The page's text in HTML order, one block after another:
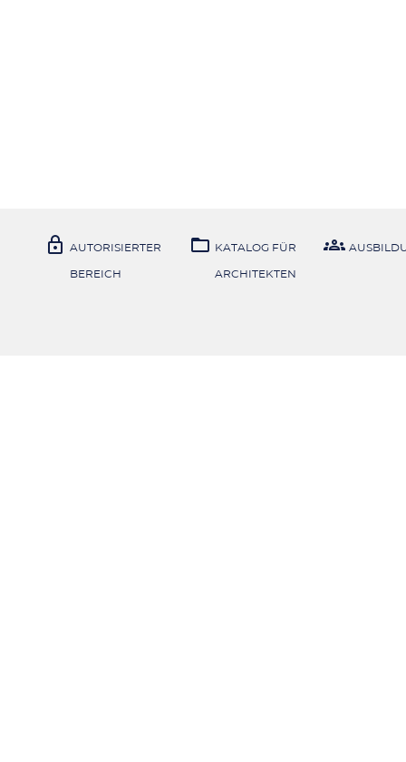
 AUTORISIERTER
BEREICH
 KATALOG FÜR
ARCHITEKTEN
